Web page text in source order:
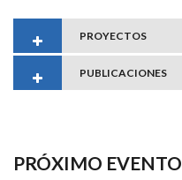
PROYECTOS
PUBLICACIONES
PRÓXIMO EVENTO